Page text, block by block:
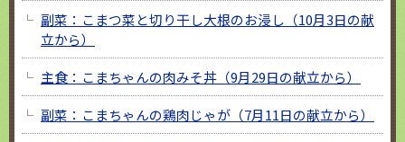
副菜：こまつ菜と切り干し大根のお浸し（10月3日の献
立から）
主食：こまちゃんの肉みそ丼（9月29日の献立から）
副菜：こまちゃんの鶏肉じゃが（7月11日の献立から）